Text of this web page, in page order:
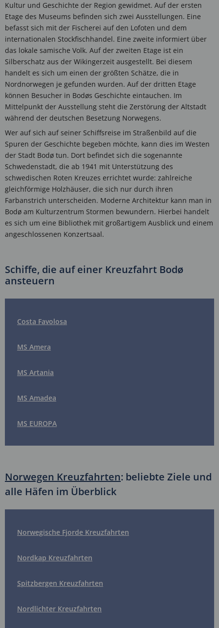
Kultur und Geschichte der Region gewidmet. Auf der ersten
Etage des Museums befinden sich zwei Ausstellungen. Eine
befasst sich mit der Fischerei auf den Lofoten und dem
internationalen Stockfischhandel. Eine zweite informiert über
das lokale samische Volk. Auf der zweiten Etage ist ein
Silberschatz aus der Wikingerzeit ausgestellt. Bei diesem
handelt es sich um einen der größten Schätze, die in
Nordnorwegen je gefunden wurden. Auf der dritten Etage
können Besucher in Bodøs Geschichte eintauchen. Im
Mittelpunkt der Ausstellung steht die Zerstörung der Altstadt
während der deutschen Besetzung Norwegens.
Wer auf sich auf seiner Schiffsreise im Straßenbild auf die
Spuren der Geschichte begeben möchte, kann dies im Westen
der Stadt Bodø tun. Dort befindet sich die sogenannte
Schwedenstadt, die ab 1941 mit Unterstützung des
schwedischen Roten Kreuzes errichtet wurde: zahlreiche
gleichförmige Holzhäuser, die sich nur durch ihren
Farbanstrich unterscheiden. Moderne Architektur kann man in
Bodø am Kulturzentrum Stormen bewundern. Hierbei handelt
es sich um eine Bibliothek mit großartigem Ausblick und einem
angeschlossenen Konzertsaal.
Schiffe, die auf einer Kreuzfahrt Bodø
ansteuern
Costa Favolosa
MS Amera
MS Artania
MS Amadea
MS EUROPA
Norwegen Kreuzfahrten: beliebte Ziele und
alle Häfen im Überblick
Norwegische Fjorde Kreuzfahrten
Nordkap Kreuzfahrten
Spitzbergen Kreuzfahrten
Nordlichter Kreuzfahrten